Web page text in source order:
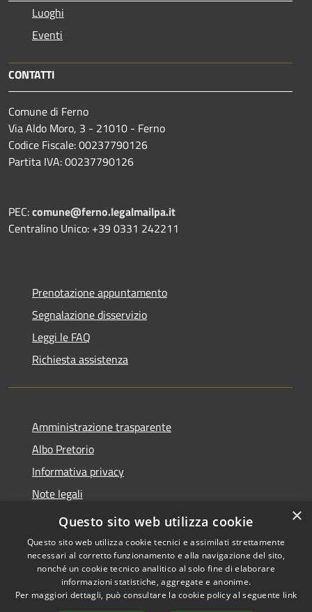
Luoghi
Eventi
CONTATTI
Comune di Ferno
Via Aldo Moro, 3 - 21010 - Ferno
Codice Fiscale: 00237790126
Partita IVA: 00237790126
PEC:comune@ferno.legalmailpa.it
Centralino Unico: +39 0331 242211
Prenotazione appuntamento
Segnalazione disservizio
Leggi le FAQ
Richiesta assistenza
Amministrazione trasparente
Albo Pretorio
Informativa privacy
Note legali
Dichiarazione di accessibilità
Accessibilità
Copyright © 2026 • Comune di
Ferno • Powered by
×
Questo sito web utilizza cookie
Questo sito web utilizza cookie tecnici e assimilati strettamente
necessari al corretto funzionamento e alla navigazione del sito,
nonché un cookie tecnico analitico al solo fine di elaborare
informazioni statistiche, aggregate e anonime.
Per maggiori dettagli, può consultare la cookie policy al seguente link